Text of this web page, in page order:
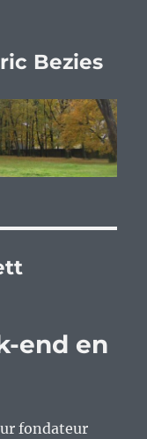
Bezies
end en
fondateur